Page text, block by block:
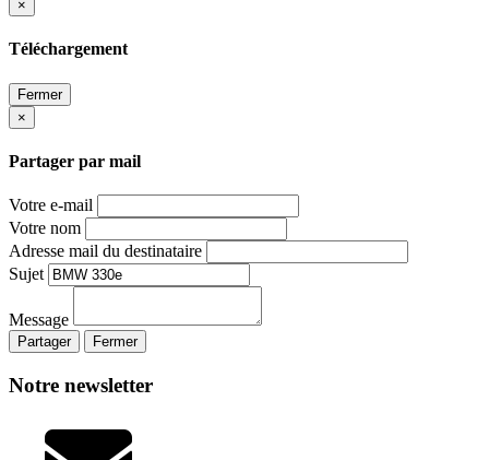
×
Téléchargement
Fermer
×
Partager par mail
Votre e-mail
Votre nom
Adresse mail du destinataire
Sujet
Message
Partager Fermer
Notre newsletter